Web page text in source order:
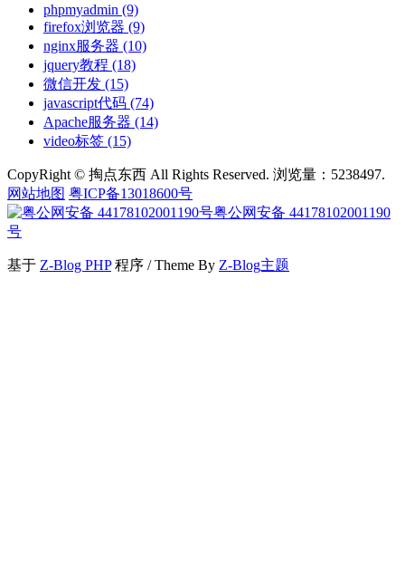
phpmyadmin (9)
firefox浏览器 (9)
nginx服务器 (10)
jquery教程 (18)
微信开发 (15)
javascript代码 (74)
Apache服务器 (14)
video标签 (15)
CopyRight © 掏点东西 All Rights Reserved. 浏览量：5238497.
网站地图 粤ICP备13018600号
粤公网安备 44178102001190
号
基于 Z-Blog PHP程序 / Theme By Z-Blog主题